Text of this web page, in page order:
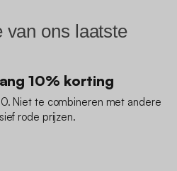
van ons laatste
10% korting
Niet te combineren met andere
rode prijzen.